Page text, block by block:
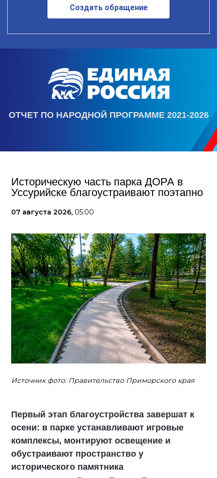
Создать обращение
ОТЧЕТ ПО НАРОДНОЙ ПРОГРАММЕ 2021-2026
Историческую часть парка ДОРА в
Уссурийске благоустраивают поэтапно
07 августа 2026, 05:00
Источник фото: Правительство Приморского края
Первый этап благоустройства завершат к
осени: в парке устанавливают игровые
комплексы, монтируют освещение и
обустраивают пространство у
исторического памятника